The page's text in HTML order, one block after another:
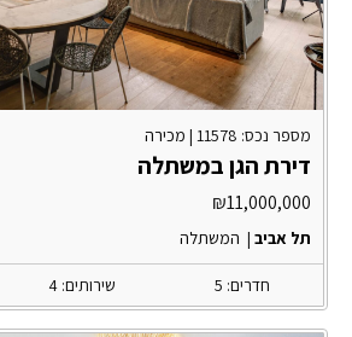
מספר נכס: 11578 | מכירה
דירת הגן במשתלה
₪11,000,000
תל אביב | המשתלה
חדרים: 5 שירותים: 4